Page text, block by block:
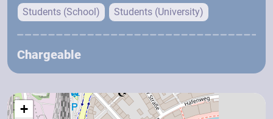
Students (School)
Students (University)
Chargeable
+